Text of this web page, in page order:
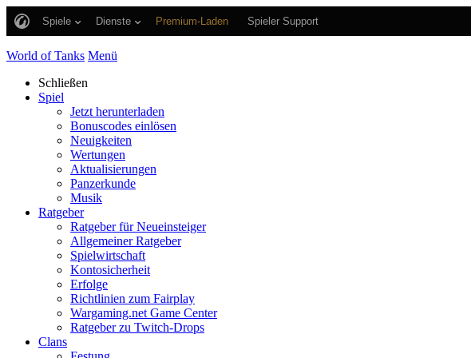
Spiele Dienste Premium-Laden Spieler Support
World of Tanks Menü
Schließen
Spiel
Jetzt herunterladen
Bonuscodes einlösen
Neuigkeiten
Wertungen
Aktualisierungen
Panzerkunde
Musik
Ratgeber
Ratgeber für Neueinsteiger
Allgemeiner Ratgeber
Spielwirtschaft
Kontosicherheit
Erfolge
Richtlinien zum Fairplay
Wargaming.net Game Center
Ratgeber zu Twitch-Drops
Clans